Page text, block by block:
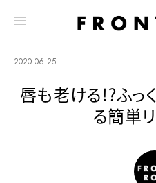
2020.06.25
唇も老ける!?ふっ
る簡単